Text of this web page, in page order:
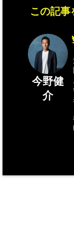
この記事
今野健
介